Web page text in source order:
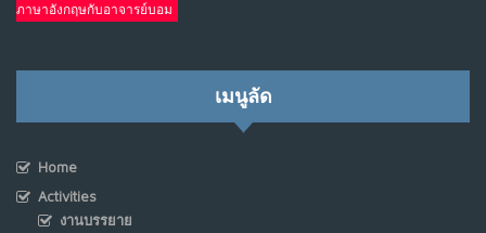
ภาษาอังกฤษกับอาจารย์บอม
เมนูลัด
Home
Activities
งานบรรยาย